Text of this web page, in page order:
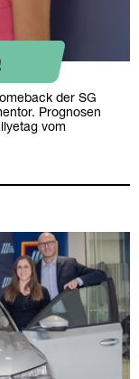
der SG
Prognosen
vom